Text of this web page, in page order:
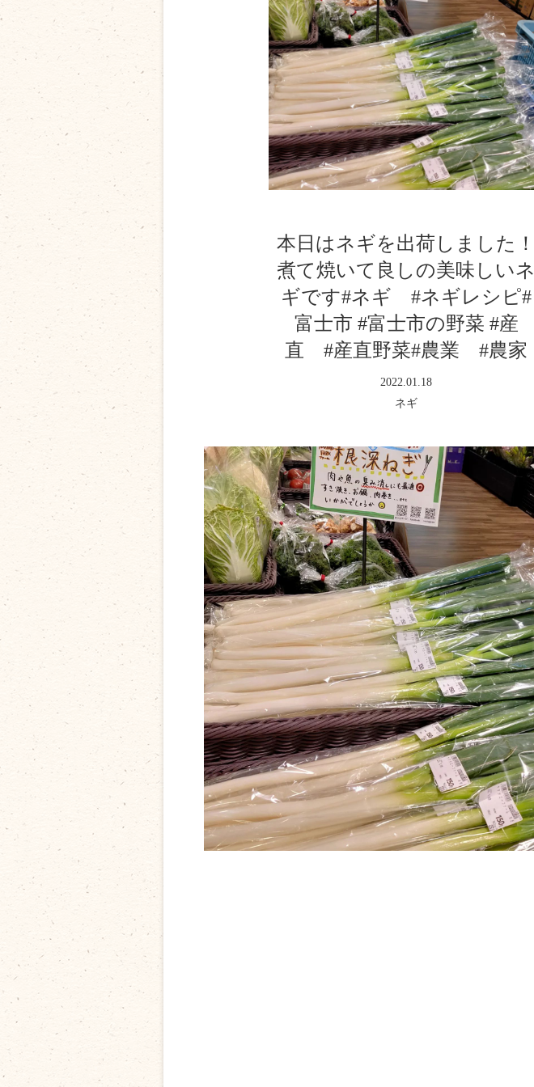
本日はネギを出荷しました！
煮て焼いて良しの美味しいネ
ギです#ネギ #ネギレシピ#
富士市 #富士市の野菜 #産
直 #産直野菜#農業 #農家
2022.01.18
ネギ